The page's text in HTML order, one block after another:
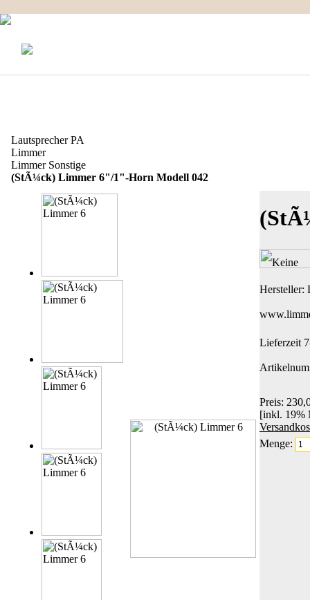
Lautsprecher PA
Limmer
Limmer Sonstige
(StÃ¼ck) Limmer 6"/1"-Horn Modell 042
Hersteller:
Lieferzeit
Preis:
[inkl. 19%
Menge: